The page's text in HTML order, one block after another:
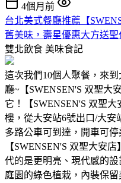
4個月前
台北美式餐廳推薦【
舊美味，壽星優惠大方送聖
雙北飲食 美味食記
這次我們10個人聚餐，來
廳~【SWENSEN'S 双聖大
它！【SWENSEN'S 双聖
樓，從大安站6號出口/大安
多路公車可到達，開車可
【SWENSEN'S 双聖大安
代的是更明亮、現代感的
庭園的綠色植栽，內裝保